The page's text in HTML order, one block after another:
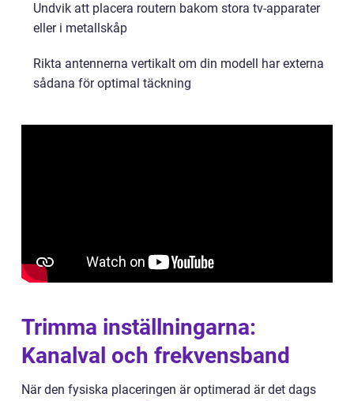
Undvik att placera routern bakom stora tv-apparater
eller i metallskåp
Rikta antennerna vertikalt om din modell har externa
sådana för optimal täckning
Trimma inställningarna:
Kanalval och frekvensband
När den fysiska placeringen är optimerad är det dags